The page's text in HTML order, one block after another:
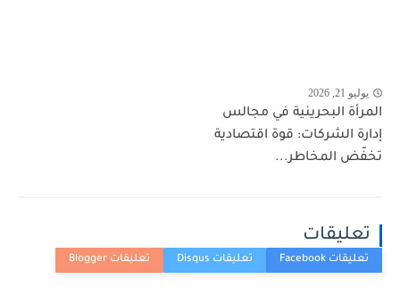
يوليو 21, 2026
المرأة البحرينية في مجالس
إدارة الشركات: قوة اقتصادية
تخفّض المخاطر...
تعليقات